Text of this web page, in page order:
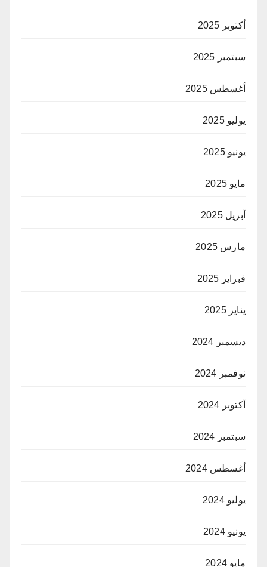
أكتوبر 2025
سبتمبر 2025
أغسطس 2025
يوليو 2025
يونيو 2025
مايو 2025
أبريل 2025
مارس 2025
فبراير 2025
يناير 2025
ديسمبر 2024
نوفمبر 2024
أكتوبر 2024
سبتمبر 2024
أغسطس 2024
يوليو 2024
يونيو 2024
مايو 2024